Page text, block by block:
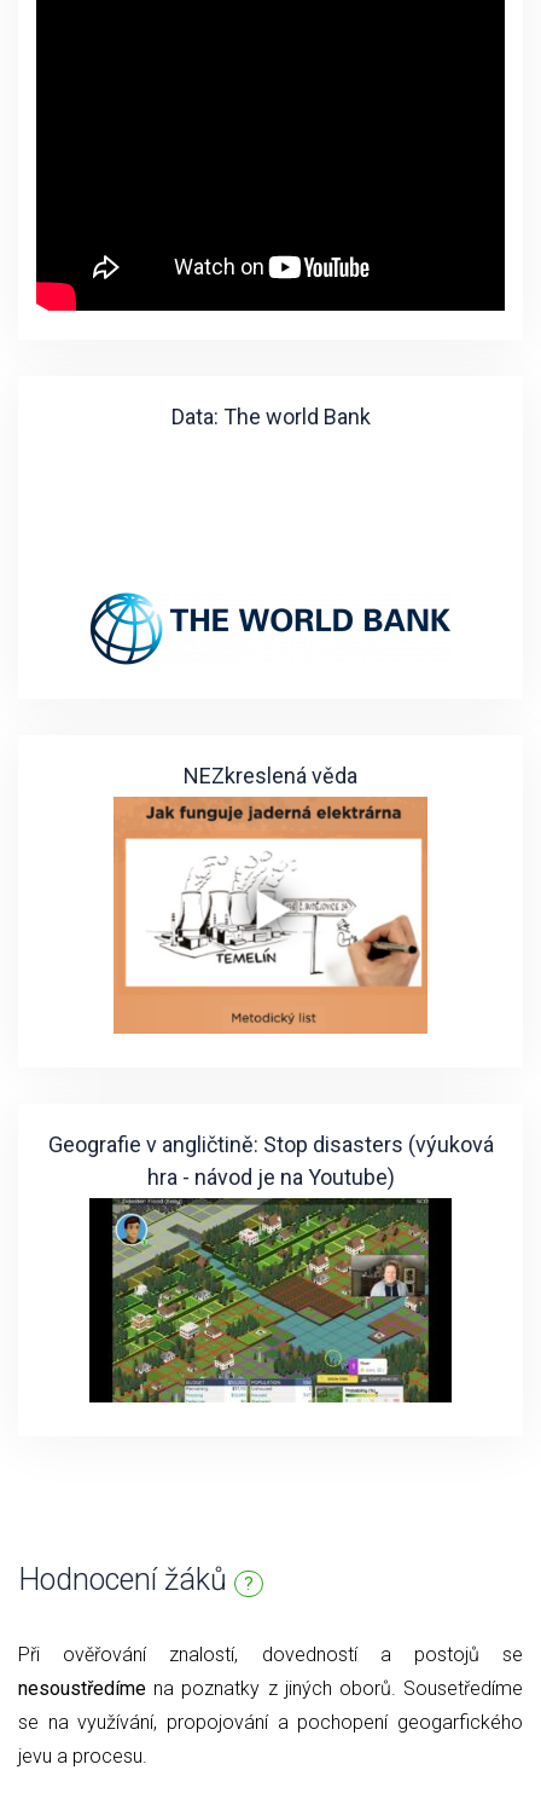
Data: The world Bank
NEZkreslená věda
Geografie v angličtině: Stop disasters (výuková
hra - návod je na Youtube)
Hodnocení žáků ?
Při ověřování znalostí, dovedností a postojů se
nesoustředíme na poznatky z jiných oborů. Sousetředíme
se na využívání, propojování a pochopení geogarfického
jevu a procesu.